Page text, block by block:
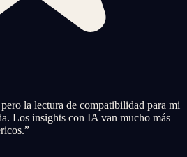
la lectura de compatibilidad para mi
Los insights con IA van mucho más
”